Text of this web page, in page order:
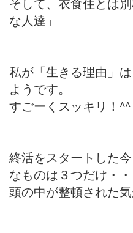
な人達」
私が「生きる理由」
ようです。
すごーくスッキリ！^^
終活をスタートした
なものは３つだけ・
頭の中が整頓された気